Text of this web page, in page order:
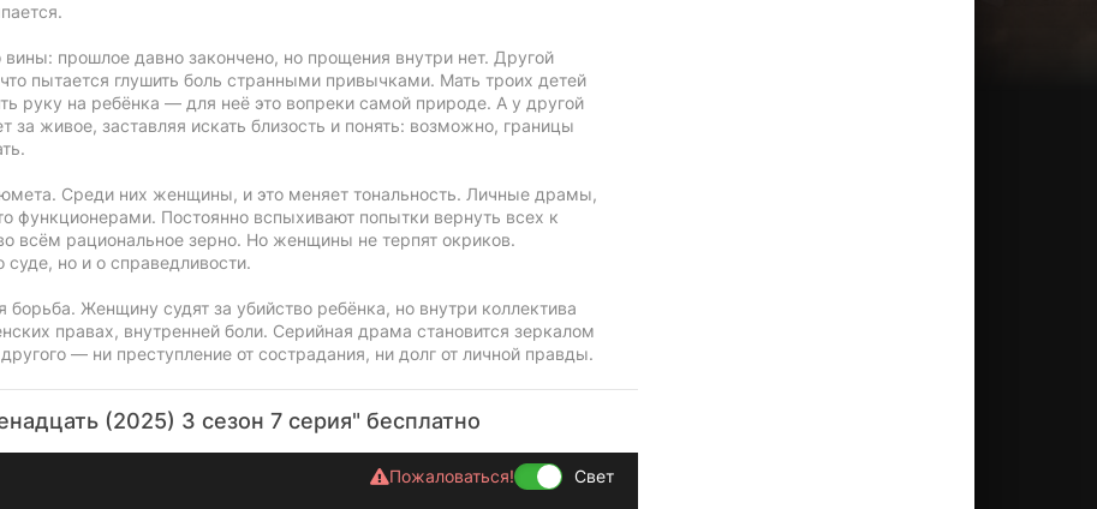
прошлое давно закончено, но прощения внутри нет. Другой
пытается глушить боль странными привычками. Мать троих детей
руку на ребёнка — для неё это вопреки самой природе. А у другой
за живое, заставляя искать близость и понять: возможно, границы
Среди них женщины, и это меняет тональность. Личные драмы,
функционерами. Постоянно вспыхивают попытки вернуть всех к
всём рациональное зерно. Но женщины не терпят окриков.
но и о справедливости.
борьба. Женщину судят за убийство ребёнка, но внутри коллектива
правах, внутренней боли. Серийная драма становится зеркалом
— ни преступление от сострадания, ни долг от личной правды.
(2025) 3 сезон 7 серия" бесплатно
Пожаловаться! Свет